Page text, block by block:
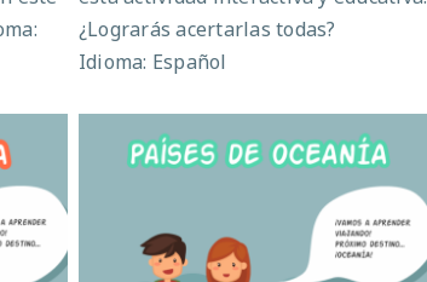
¿Lograrás acertarlas todas?
Idioma: Español
Países de Oceanía